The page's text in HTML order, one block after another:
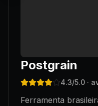
Postgrain
4.3/5.0 ·
Ferramenta